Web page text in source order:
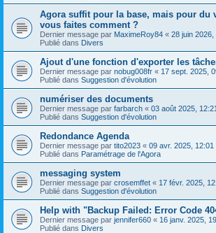
Agora suffit pour la base, mais pour du
vous faites comment ?
Dernier message par MaximeRoy84 « 28 juin 2026,
Publié dans Divers
Ajout d'une fonction d'exporter les
Dernier message par nobug008fr « 17 sept. 2025,
Publié dans Suggestion d'évolution
numériser des documents
Dernier message par farbarch « 03 août 2025, 12:21
Publié dans Suggestion d'évolution
Redondance Agenda
Dernier message par tito2023 « 09 avr. 2025, 12:01
Publié dans Paramétrage de l'Agora
messaging system
Dernier message par crosemffet « 17 févr. 2025,
Publié dans Suggestion d'évolution
Help with "Backup Failed: Error Code
Dernier message par jennifer660 « 16 janv. 2025,
Publié dans Divers